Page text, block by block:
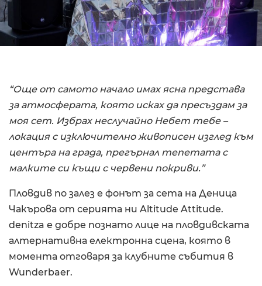
“Още от самото начало имах ясна представа
за атмосферата, която исках да пресъздам за
моя сет. Избрах неслучайно Небет тебе –
локация с изключително живописен изглед към
центъра на града, прегърнал тепетата с
малките си къщи с червени покриви.”
Пловдив по залез е фонът за сета на Деница
Чакърова от серията ни Altitude Attitude.
denitza е добре познато лице на пловдивската
алтернативна електронна сцена, която в
момента отговаря за клубните събития в
Wunderbaer.